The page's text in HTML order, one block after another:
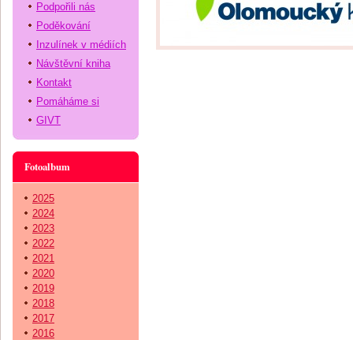
Podpořili nás
Poděkování
Inzulínek v médiích
Návštěvní kniha
Kontakt
Pomáháme si
GIVT
Fotoalbum
2025
2024
2023
2022
2021
2020
2019
2018
2017
2016